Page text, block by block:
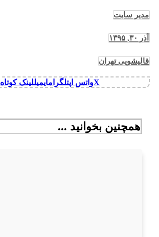
مدیر سایت
آذر ۳۰, ۱۳۹۵
قالیشویی تهران
Xواتس اپتلگرامایمیللینک کوتاه
همچنین بخوانید ...